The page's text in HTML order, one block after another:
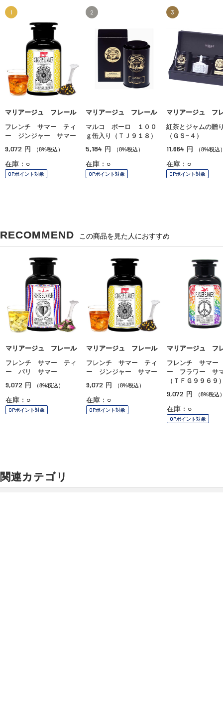
1
マリアージュ フレール
フレンチ サマー ティ
ー ジンジャー サマー
9,072 円 （8%税込）
在庫：○
OPポイント対象
2
マリアージュ フレール
マルコ ポーロ １００
ｇ缶入り（ＴＪ９１８）
5,184 円 （8%税込）
在庫：○
OPポイント対象
3
マリアージュ フ
紅茶とジャムの贈
（ＧＳ−４）
11,664 円 （8%税込
在庫：○
OPポイント対象
RECOMMEND この商品を見た人におすすめ
マリアージュ フレール
フレンチ サマー ティ
ー パリ サマー
9,072 円 （8%税込）
在庫：○
OPポイント対象
マリアージュ フレール
フレンチ サマー ティ
ー ジンジャー サマー
9,072 円 （8%税込）
在庫：○
OPポイント対象
マリアージュ フ
フレンチ サマー
ー フラワー サ
（ＴＦＧ９９６９
9,072 円 （8%税込
在庫：○
OPポイント対象
関連カテゴリ